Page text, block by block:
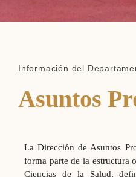
Información del
Asuntos
La Dirección de Asuntos
forma parte de la estructura
Ciencias de la Salud,